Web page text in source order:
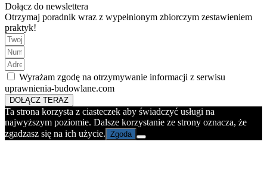
Dołącz do newslettera
Otrzymaj poradnik wraz z wypełnionym zbiorczym zestawieniem
praktyk!
Wyrażam zgodę na otrzymywanie informacji z serwisu
uprawnienia-budowlane.com
DOŁĄCZ TERAZ
Ta strona korzysta z ciasteczek aby świadczyć usługi na
najwyższym poziomie. Dalsze korzystanie ze strony oznacza, że
zgadzasz się na ich użycie. Zgoda